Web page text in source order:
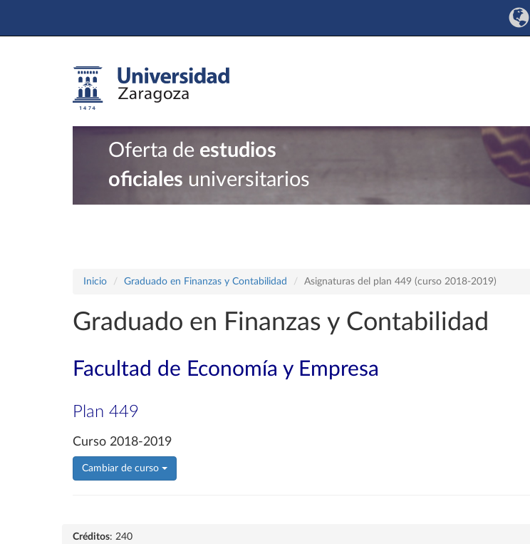
Oferta de estudios
oficiales universitarios
Inicio Graduado en Finanzas y Contabilidad Asignaturas del plan 449 (curso 2018-2019)
Graduado en Finanzas y Contabilidad
Facultad de Economía y Empresa
Plan 449
Curso 2018-2019
Cambiar de curso
Créditos: 240